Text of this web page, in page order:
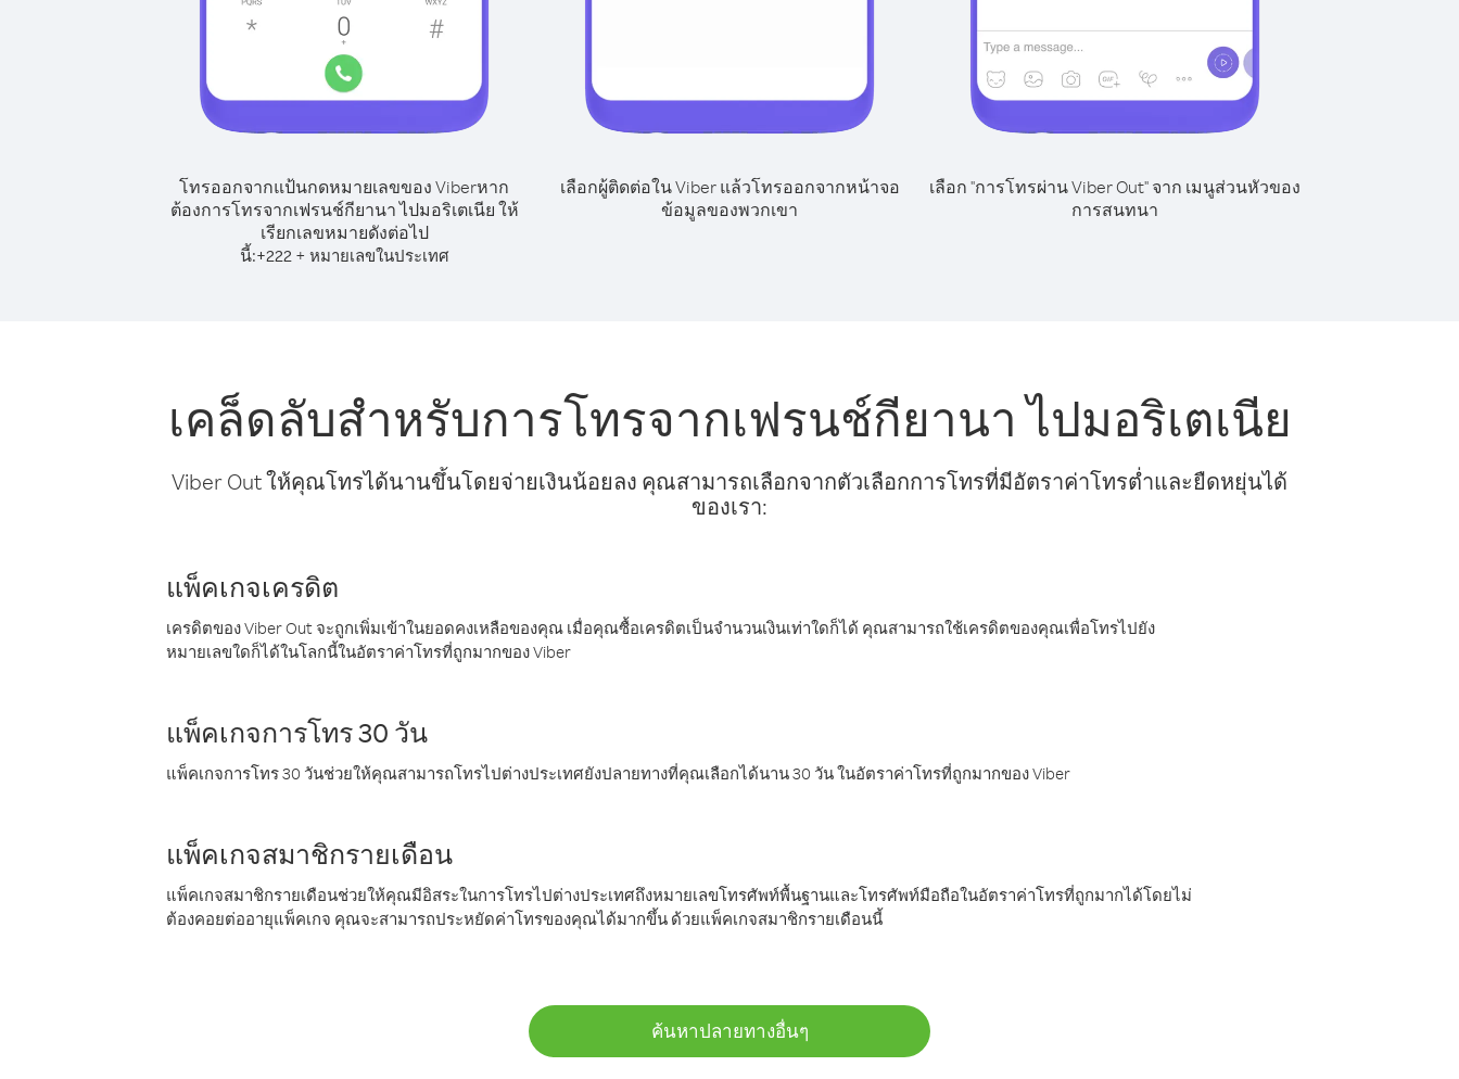
โทรออกจากแป้นกดหมายเลขของ Viberหาก
ต้องการโทรจากเฟรนช์กียานา ไปมอริเตเนีย ให้
เรียกเลขหมายดังต่อไป
นี้:+222+ หมายเลขในประเทศ
เลือกผู้ติดต่อใน Viber แล้วโทรออกจากหน้าจอ
ข้อมูลของพวกเขา
เลือก "การโทรผ่าน Viber Out" จาก เมนูส่วนหัวของ
การสนทนา
เคล็ดลับสำหรับการโทรจากเฟรนช์กียานา ไปมอริเตเนีย
Viber Out ให้คุณโทรได้นานขึ้นโดยจ่ายเงินน้อยลง คุณสามารถเลือกจากตัวเลือกการโทรที่มีอัตราค่าโทรต่ำและยืดหยุ่นได้
ของเรา:
แพ็คเกจเครดิต
เครดิตของ Viber Out จะถูกเพิ่มเข้าในยอดคงเหลือของคุณ เมื่อคุณซื้อเครดิตเป็นจำนวนเงินเท่าใดก็ได้ คุณสามารถใช้เครดิตของคุณเพื่อโทรไปยัง
หมายเลขใดก็ได้ในโลกนี้ในอัตราค่าโทรที่ถูกมากของ Viber
แพ็คเกจการโทร 30 วัน
แพ็คเกจการโทร 30 วันช่วยให้คุณสามารถโทรไปต่างประเทศยังปลายทางที่คุณเลือกได้นาน 30 วัน ในอัตราค่าโทรที่ถูกมากของ Viber
แพ็คเกจสมาชิกรายเดือน
แพ็คเกจสมาชิกรายเดือนช่วยให้คุณมีอิสระในการโทรไปต่างประเทศถึงหมายเลขโทรศัพท์พื้นฐานและโทรศัพท์มือถือในอัตราค่าโทรที่ถูกมากได้โดยไม่
ต้องคอยต่ออายุแพ็คเกจ คุณจะสามารถประหยัดค่าโทรของคุณได้มากขึ้น ด้วยแพ็คเกจสมาชิกรายเดือนนี้
ค้นหาปลายทางอื่นๆ